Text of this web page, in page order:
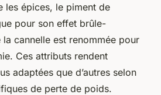
les épices, le piment de
pour son effet brûle-
cannelle est renommée pour
Ces attributs rendent
adaptées que d’autres selon
de perte de poids.